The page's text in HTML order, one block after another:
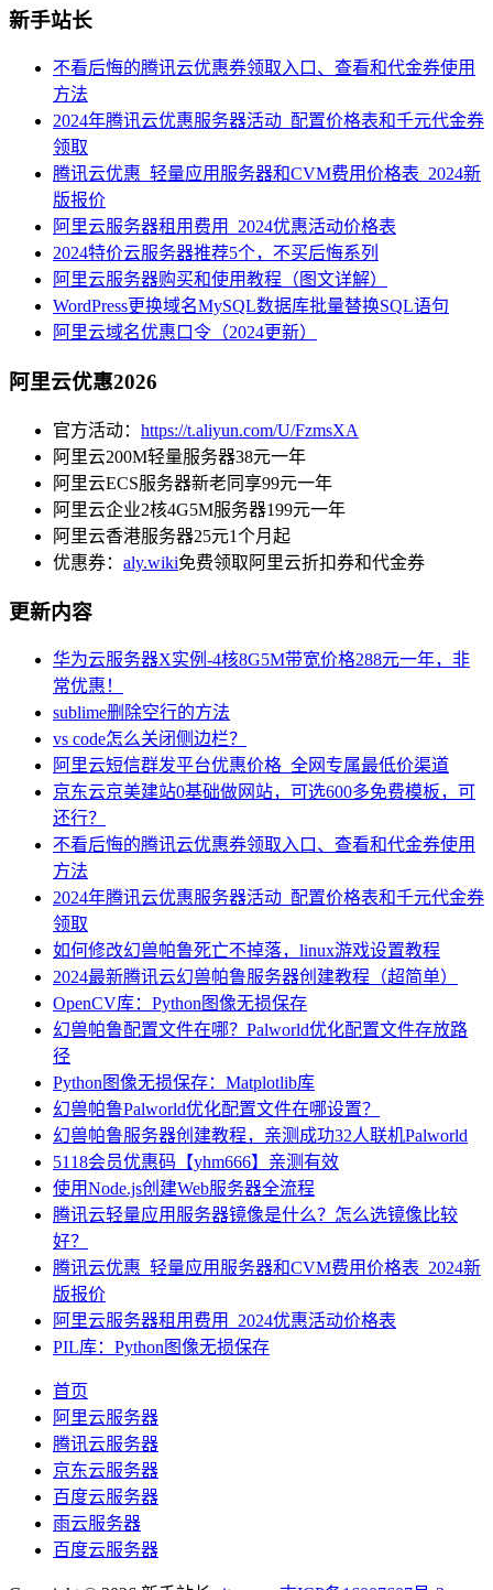
新手站长
不看后悔的腾讯云优惠券领取入口、查看和代金券使用
方法
2024年腾讯云优惠服务器活动_配置价格表和千元代金券
领取
腾讯云优惠_轻量应用服务器和CVM费用价格表_2024新
版报价
阿里云服务器租用费用_2024优惠活动价格表
2024特价云服务器推荐5个，不买后悔系列
阿里云服务器购买和使用教程（图文详解）
WordPress更换域名MySQL数据库批量替换SQL语句
阿里云域名优惠口令（2024更新）
阿里云优惠2026
官方活动： https://t.aliyun.com/U/FzmsXA
阿里云200M轻量服务器38元一年
阿里云ECS服务器新老同享99元一年
阿里云企业2核4G5M服务器199元一年
阿里云香港服务器25元1个月起
优惠券： aly.wiki免费领取阿里云折扣券和代金券
更新内容
华为云服务器X实例-4核8G5M带宽价格288元一年，非
常优惠！
sublime删除空行的方法
vs code怎么关闭侧边栏？
阿里云短信群发平台优惠价格_全网专属最低价渠道
京东云京美建站0基础做网站，可选600多免费模板，可
还行？
不看后悔的腾讯云优惠券领取入口、查看和代金券使用
方法
2024年腾讯云优惠服务器活动_配置价格表和千元代金券
领取
如何修改幻兽帕鲁死亡不掉落，linux游戏设置教程
2024最新腾讯云幻兽帕鲁服务器创建教程（超简单）
OpenCV库：Python图像无损保存
幻兽帕鲁配置文件在哪？Palworld优化配置文件存放路
径
Python图像无损保存：Matplotlib库
幻兽帕鲁Palworld优化配置文件在哪设置？
幻兽帕鲁服务器创建教程，亲测成功32人联机Palworld
5118会员优惠码【yhm666】亲测有效
使用Node.js创建Web服务器全流程
腾讯云轻量应用服务器镜像是什么？怎么选镜像比较
好？
腾讯云优惠_轻量应用服务器和CVM费用价格表_2024新
版报价
阿里云服务器租用费用_2024优惠活动价格表
PIL库：Python图像无损保存
首页
阿里云服务器
腾讯云服务器
京东云服务器
百度云服务器
雨云服务器
百度云服务器